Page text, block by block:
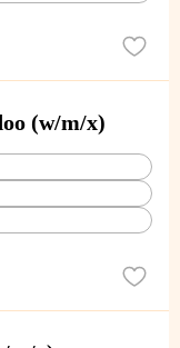
(w/m/x)